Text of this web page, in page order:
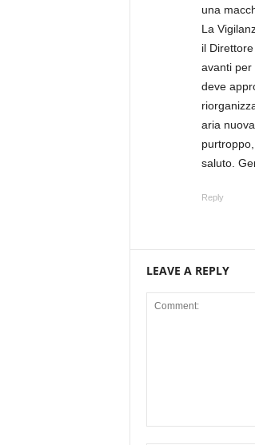
una
La
il
avanti per
deve
aria
saluto.
Reply
LEAVE A REPLY